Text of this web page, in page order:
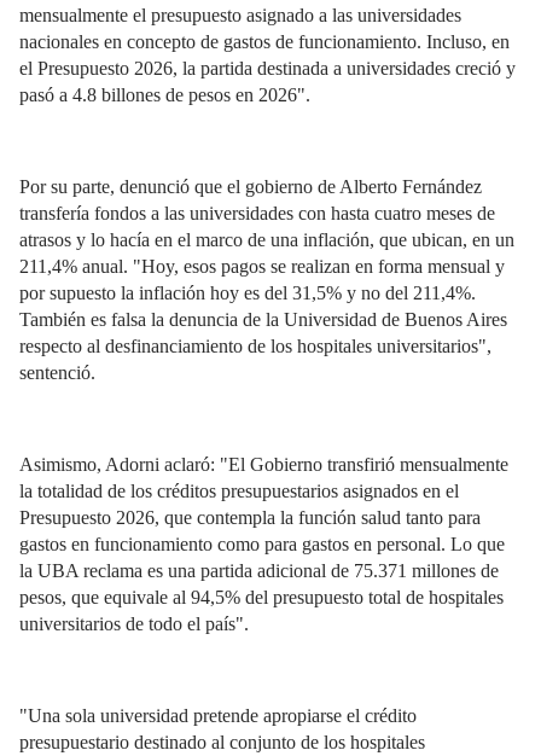
mensualmente el presupuesto asignado a las universidades
nacionales en concepto de gastos de funcionamiento. Incluso, en
el Presupuesto 2026, la partida destinada a universidades creció y
pasó a 4.8 billones de pesos en 2026".
Por su parte, denunció que el gobierno de Alberto Fernández
transfería fondos a las universidades con hasta cuatro meses de
atrasos y lo hacía en el marco de una inflación, que ubican, en un
211,4% anual. "Hoy, esos pagos se realizan en forma mensual y
por supuesto la inflación hoy es del 31,5% y no del 211,4%.
También es falsa la denuncia de la Universidad de Buenos Aires
respecto al desfinanciamiento de los hospitales universitarios",
sentenció.
Asimismo, Adorni aclaró: "El Gobierno transfirió mensualmente
la totalidad de los créditos presupuestarios asignados en el
Presupuesto 2026, que contempla la función salud tanto para
gastos en funcionamiento como para gastos en personal. Lo que
la UBA reclama es una partida adicional de 75.371 millones de
pesos, que equivale al 94,5% del presupuesto total de hospitales
universitarios de todo el país".
"Una sola universidad pretende apropiarse el crédito
presupuestario destinado al conjunto de los hospitales